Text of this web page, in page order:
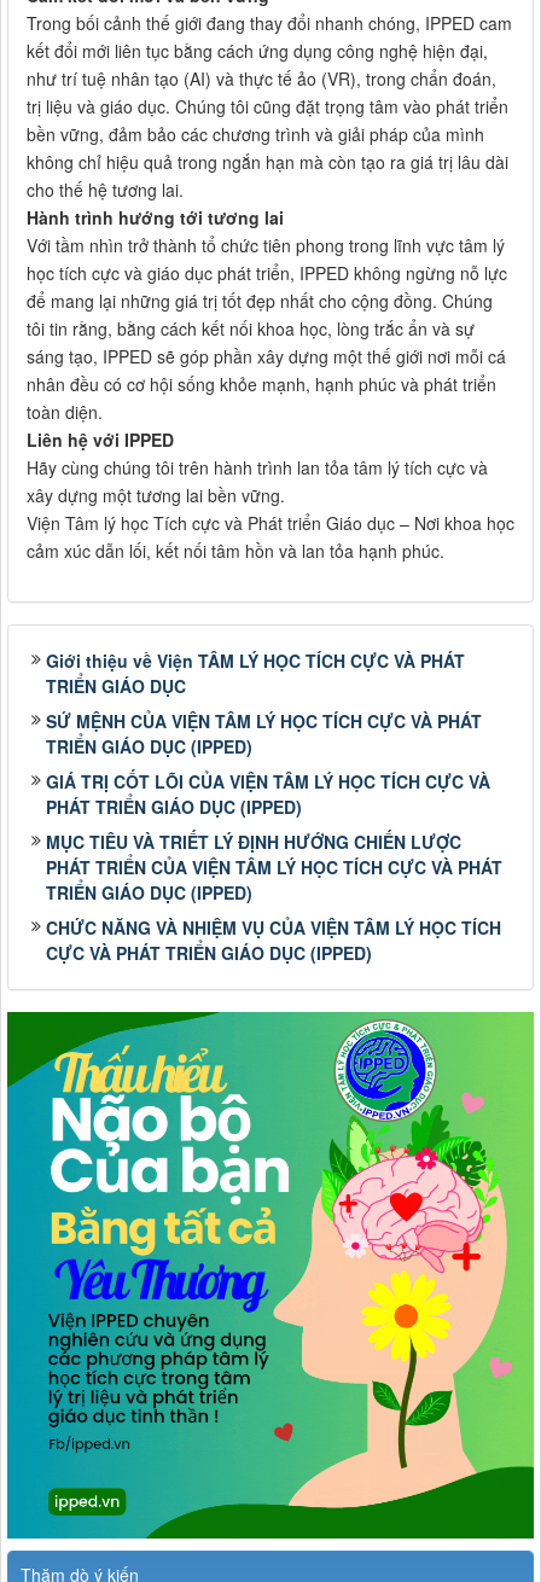
Trong bối cảnh thế giới đang thay đổi nhanh chóng, IPPED cam
kết đổi mới liên tục bằng cách ứng dụng công nghệ hiện đại,
như trí tuệ nhân tạo (AI) và thực tế ảo (VR), trong chẩn đoán,
trị liệu và giáo dục. Chúng tôi cũng đặt trọng tâm vào phát triển
bền vững, đảm bảo các chương trình và giải pháp của mình
không chỉ hiệu quả trong ngắn hạn mà còn tạo ra giá trị lâu dài
cho thế hệ tương lai.
Hành trình hướng tới tương lai
Với tầm nhìn trở thành tổ chức tiên phong trong lĩnh vực tâm lý
học tích cực và giáo dục phát triển, IPPED không ngừng nỗ lực
để mang lại những giá trị tốt đẹp nhất cho cộng đồng. Chúng
tôi tin rằng, bằng cách kết nối khoa học, lòng trắc ẩn và sự
sáng tạo, IPPED sẽ góp phần xây dựng một thế giới nơi mỗi cá
nhân đều có cơ hội sống khỏe mạnh, hạnh phúc và phát triển
toàn diện.
Liên hệ với IPPED
Hãy cùng chúng tôi trên hành trình lan tỏa tâm lý tích cực và
xây dựng một tương lai bền vững.
Viện Tâm lý học Tích cực và Phát triển Giáo dục – Nơi khoa học
cảm xúc dẫn lối, kết nối tâm hồn và lan tỏa hạnh phúc.
Giới thiệu về Viện TÂM LÝ HỌC TÍCH CỰC VÀ PHÁT
TRIỂN GIÁO DỤC
SỨ MỆNH CỦA VIỆN TÂM LÝ HỌC TÍCH CỰC VÀ PHÁT
TRIỂN GIÁO DỤC (IPPED)
GIÁ TRỊ CỐT LÕI CỦA VIỆN TÂM LÝ HỌC TÍCH CỰC VÀ
PHÁT TRIỂN GIÁO DỤC (IPPED)
MỤC TIÊU VÀ TRIẾT LÝ ĐỊNH HƯỚNG CHIẾN LƯỢC
PHÁT TRIỂN CỦA VIỆN TÂM LÝ HỌC TÍCH CỰC VÀ PHÁT
TRIỂN GIÁO DỤC (IPPED)
CHỨC NĂNG VÀ NHIỆM VỤ CỦA VIỆN TÂM LÝ HỌC TÍCH
CỰC VÀ PHÁT TRIỂN GIÁO DỤC (IPPED)
Thăm dò ý kiến